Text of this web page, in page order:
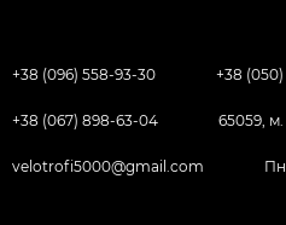
+38 (096) 558-93-30 +38
+38 (067) 898-63-04 65059,
velotrofi5000@gmail.com